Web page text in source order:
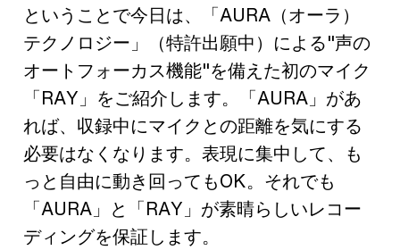
ということで今日は、「AURA（オーラ）
テクノロジー」（特許出願中）による"声の
オートフォーカス機能"を備えた初のマイク
「RAY」をご紹介します。「AURA」があ
れば、収録中にマイクとの距離を気にする
必要はなくなります。表現に集中して、も
っと自由に動き回ってもOK。それでも
「AURA」と「RAY」が素晴らしいレコー
ディングを保証します。